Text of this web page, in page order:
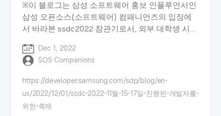
※이 블로그는 삼성 소프트웨어 홍보 인플루언서인
삼성 오픈소스(소프트웨어) 컴패니언즈의 입장에
서 바라본 ssdc2022 참관기로서, 외부 대학생 시선
니다. 지난 11월 15일부터 16일까지 이틀간 삼성전
자 서초 사옥과 온라인에서 동시에 개최된 삼성 소
프트웨어 개발자 콘퍼런스 2022(samsung
software developer conference 2022, ssdc)에서
는 ‘learn, share, network’라는 주제로 다양한 분야
의 소프트웨어 개발자들이 각자의 지식을 공유하는
Dec 1, 2022
SOS Companions
https://developer.samsung.com/sdp/blog/en-
us/2022/12/01/ssdc-2022-11월-15-17일-진행된-개발자를-
위한-축제